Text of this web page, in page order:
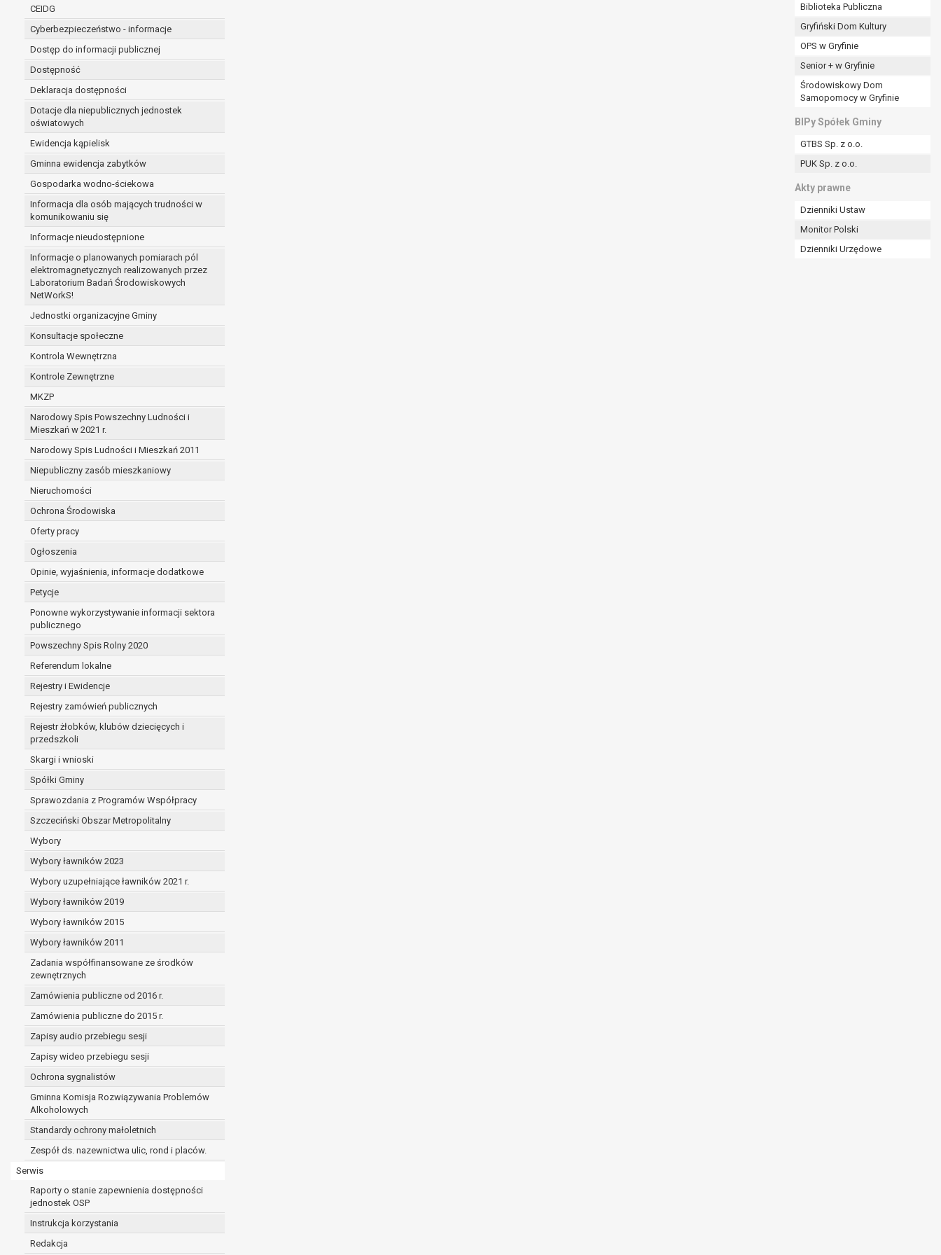
CEIDG
Cyberbezpieczeństwo - informacje
Dostęp do informacji publicznej
Dostępność
Deklaracja dostępności
Dotacje dla niepublicznych jednostek
oświatowych
Ewidencja kąpielisk
Gminna ewidencja zabytków
Gospodarka wodno-ściekowa
Informacja dla osób mających trudności w
komunikowaniu się
Informacje nieudostępnione
Informacje o planowanych pomiarach pól
elektromagnetycznych realizowanych przez
Laboratorium Badań Środowiskowych
NetWorkS!
Jednostki organizacyjne Gminy
Konsultacje społeczne
Kontrola Wewnętrzna
Kontrole Zewnętrzne
MKZP
Narodowy Spis Powszechny Ludności i
Mieszkań w 2021 r.
Narodowy Spis Ludności i Mieszkań 2011
Niepubliczny zasób mieszkaniowy
Nieruchomości
Ochrona Środowiska
Oferty pracy
Ogłoszenia
Opinie, wyjaśnienia, informacje dodatkowe
Petycje
Ponowne wykorzystywanie informacji sektora
publicznego
Powszechny Spis Rolny 2020
Referendum lokalne
Rejestry i Ewidencje
Rejestry zamówień publicznych
Rejestr żłobków, klubów dziecięcych i
przedszkoli
Skargi i wnioski
Spółki Gminy
Sprawozdania z Programów Współpracy
Szczeciński Obszar Metropolitalny
Wybory
Wybory ławników 2023
Wybory uzupełniające ławników 2021 r.
Wybory ławników 2019
Wybory ławników 2015
Wybory ławników 2011
Zadania współfinansowane ze środków
zewnętrznych
Zamówienia publiczne od 2016 r.
Zamówienia publiczne do 2015 r.
Zapisy audio przebiegu sesji
Zapisy wideo przebiegu sesji
Ochrona sygnalistów
Gminna Komisja Rozwiązywania Problemów
Alkoholowych
Standardy ochrony małoletnich
Zespół ds. nazewnictwa ulic, rond i placów.
Serwis
Raporty o stanie zapewnienia dostępności
jednostek OSP
Instrukcja korzystania
Redakcja
Biblioteka Publiczna
Gryfiński Dom Kultury
OPS w Gryfinie
Senior + w Gryfinie
Środowiskowy Dom
Samopomocy w Gryfinie
BIPy Spółek Gminy
GTBS Sp. z o.o.
PUK Sp. z o.o.
Akty prawne
Dzienniki Ustaw
Monitor Polski
Dzienniki Urzędowe
administratorowi bądź
niezbędność przetwarzania do celów wynikających z prawnie uzasadnionych interesów realizowanych przez administratora lub przez stronę trzecią.
Z przyczyn związanych z Pani/Pana szczególną sytuacją. W razie wniesienia sprzeciwu, administrator nie może już przetwarzać tych danych osobowych, chyba że wykaże
on istnienie ważnych prawnie uzasadnionych podstaw do przetwarzania, nadrzędnych wobec interesów, praw i wolności osoby, której dane dotyczą, lub podstaw do
ustalenia, dochodzenia lub obrony roszczeń.
W przypadku gdy przetwarzanie danych osobowych odbywa się na podstawie zgody osoby na przetwarzanie danych osobowych (art. 6 ust. 1 lit a RODO), przysługuje Pani/Panu
prawo do cofnięcia tej zgody w dowolnym momencie. Cofnięcie to nie ma wpływu na zgodność przetwarzania, którego dokonano na podstawie zgody przed jej cofnięciem.
Przysługuje Pani/Panu prawo wniesienia skargi do organu nadzorczego na niezgodne z prawem przetwarzanie Pani/Pana danych osobowych przez administratora.
Organem właściwym do wniesienia skargi jest Prezes Urzędu Ochrony Danych Osobowych.
W zależności od sfery, w której przetwarzane są dane osobowe, podanie danych osobowych jest dobrowolne albo jest wymogiem ustawowym lub umownym.
Pani/Pana dane nie będą poddawane zautomatyzowanemu podejmowaniu decyzji, w tym również profilowaniu.